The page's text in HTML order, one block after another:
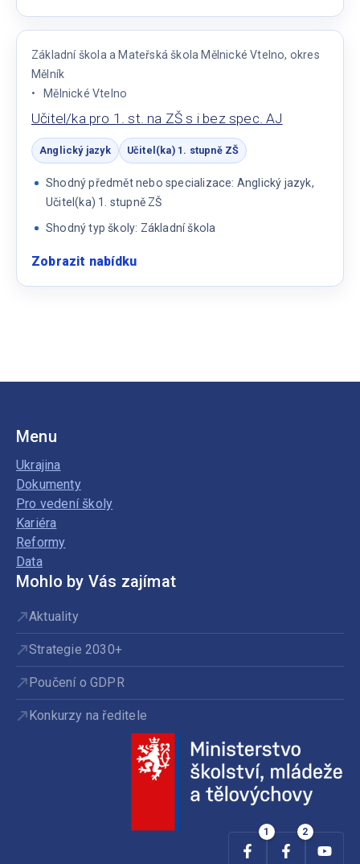
ČJ
na
Základní škola a Mateřská škola Mělnické Vtelno, okres
Mělník
Mělnické Vtelno
Učitel/ka pro 1. st. na ZŠ s i bez spec. AJ
Anglický jazyk Učitel(ka) 1. stupně ZŠ
Shodný předmět nebo specializace: Anglický jazyk,
Učitel(ka) 1. stupně ZŠ
Shodný typ školy: Základní škola
Zobrazit nabídku:
Menu
Ukrajina
Dokumenty
Pro vedení školy
Kariéra
Reformy
Data
Mohlo by Vás zajímat
Aktuality
Strategie 2030+
Poučení o GDPR
Konkurzy na ředitele